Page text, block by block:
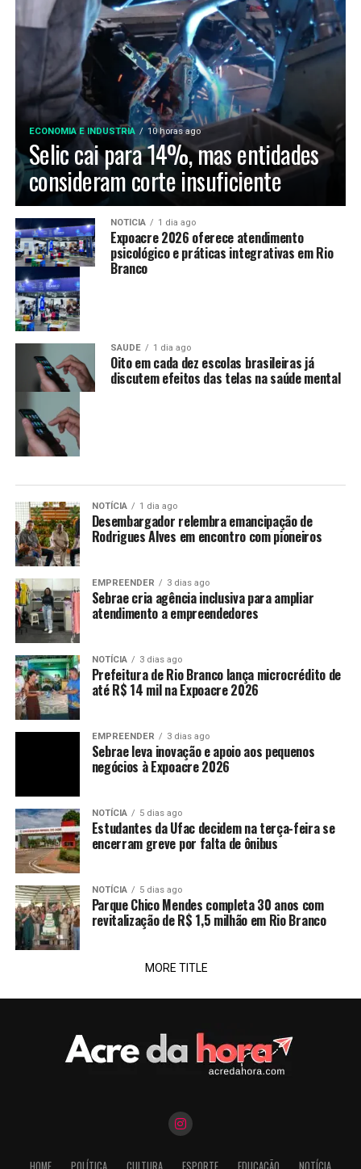
ECONOMIA E INDUSTRIA 10 horas ago
Selic cai para 14%, mas entidades
consideram corte insuficiente
NOTÍCIA 1 dia ago
Expoacre 2026 oferece atendimento
psicológico e práticas integrativas em Rio
Branco
SAÚDE 1 dia ago
Oito em cada dez escolas brasileiras já
discutem efeitos das telas na saúde mental
NOTÍCIA 1 dia ago
Desembargador relembra emancipação de
Rodrigues Alves em encontro com pioneiros
EMPREENDER 3 dias ago
Sebrae cria agência inclusiva para ampliar
atendimento a empreendedores
NOTÍCIA 3 dias ago
Prefeitura de Rio Branco lança microcrédito de
até R$ 14 mil na Expoacre 2026
EMPREENDER 3 dias ago
Sebrae leva inovação e apoio aos pequenos
negócios à Expoacre 2026
NOTÍCIA 5 dias ago
Estudantes da Ufac decidem na terça-feira se
encerram greve por falta de ônibus
NOTÍCIA 5 dias ago
Parque Chico Mendes completa 30 anos com
revitalização de R$ 1,5 milhão em Rio Branco
MORE TITLE
HOME POLÍTICA CULTURA ESPORTE EDUCAÇÃO NOTÍCIA